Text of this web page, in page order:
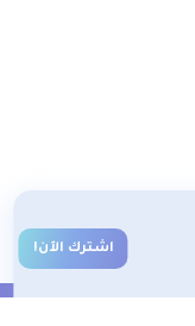
اشترك الآن!